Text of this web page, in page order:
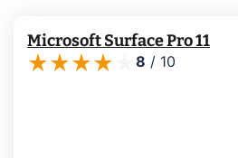
Microsoft Surface Pro 11
8 / 10